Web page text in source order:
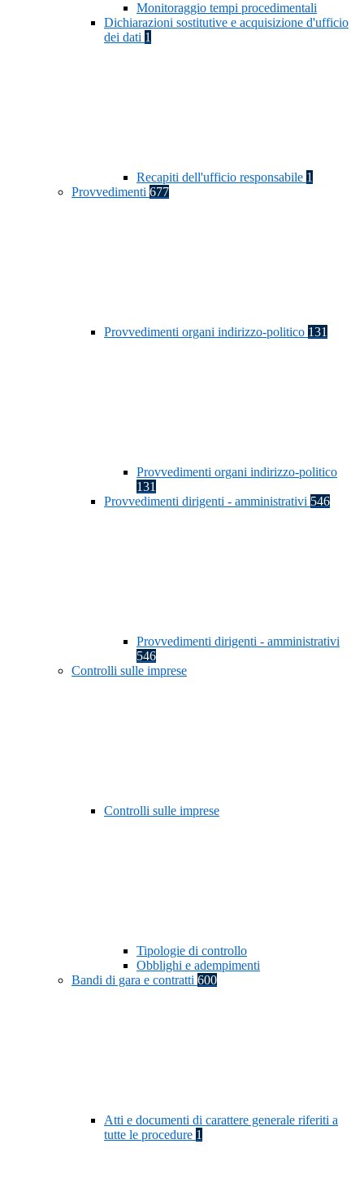
Monitoraggio tempi procedimentali
Dichiarazioni sostitutive e acquisizione d'ufficio
dei dati 1
Recapiti dell'ufficio responsabile 1
Provvedimenti 677
Provvedimenti organi indirizzo-politico 131
Provvedimenti organi indirizzo-politico
131
Provvedimenti dirigenti - amministrativi 546
Provvedimenti dirigenti - amministrativi
546
Controlli sulle imprese
Controlli sulle imprese
Tipologie di controllo
Obblighi e adempimenti
Bandi di gara e contratti 600
Atti e documenti di carattere generale riferiti a
tutte le procedure 1